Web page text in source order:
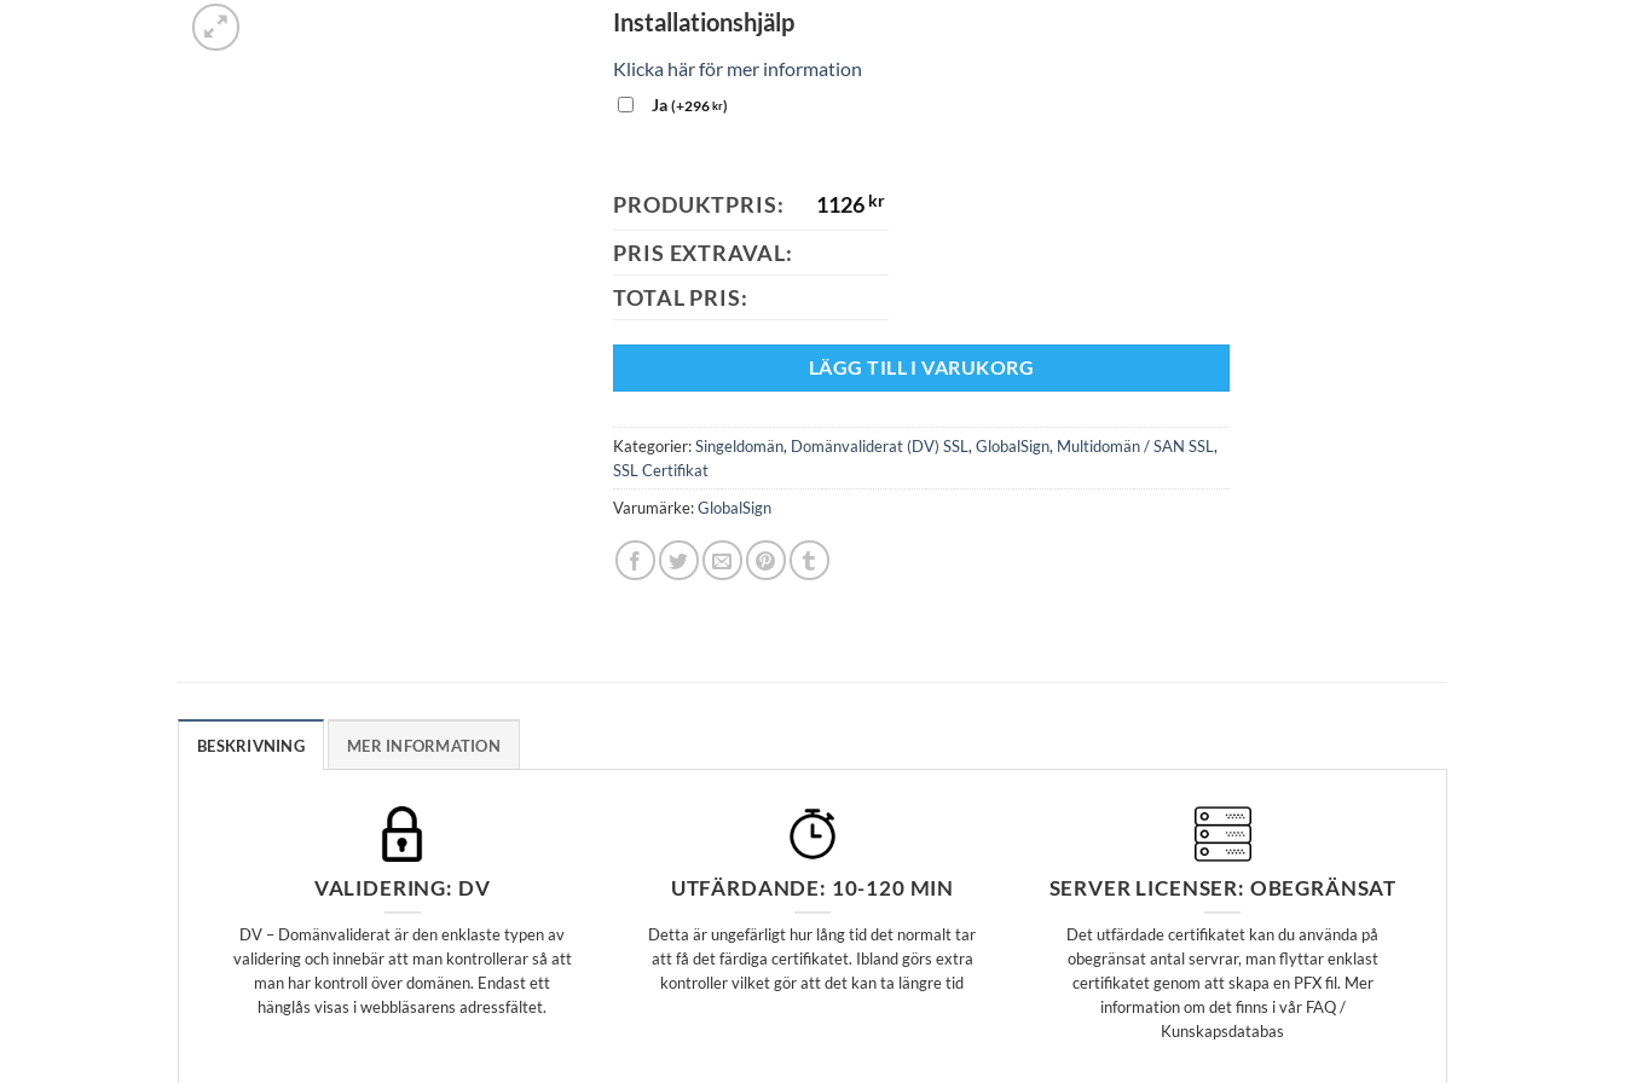
Installationshjälp
Klicka här för mer information
Ja (+296kr)
PRODUKTPRIS: 1126 kr
PRIS EXTRAVAL:
TOTAL PRIS:
LÄGG TILL I VARUKORG
Kategorier:Singeldomän, Domänvaliderat (DV) SSL , GlobalSign, Multidomän / SAN SSL ,
SSL Certifikat
Varumärke:GlobalSign
BESKRIVNING MER INFORMATION
VALIDERING: DV
DV – Domänvaliderat är den enklaste typen av
validering och innebär att man kontrollerar så att
man har kontroll över domänen. Endast ett
hänglås visas i webbläsarens adressfältet.
UTFÄRDANDE: 10-120 MIN
Detta är ungefärligt hur lång tid det normalt tar
att få det färdiga certifikatet. Ibland görs extra
kontroller vilket gör att det kan ta längre tid
SERVER LICENSER: OBEGRÄNSAT
Det utfärdade certifikatet kan du använda på
obegränsat antal servrar, man flyttar enklast
certifikatet genom att skapa en PFX fil. Mer
information om det finns i vår FAQ /
Kunskapsdatabas